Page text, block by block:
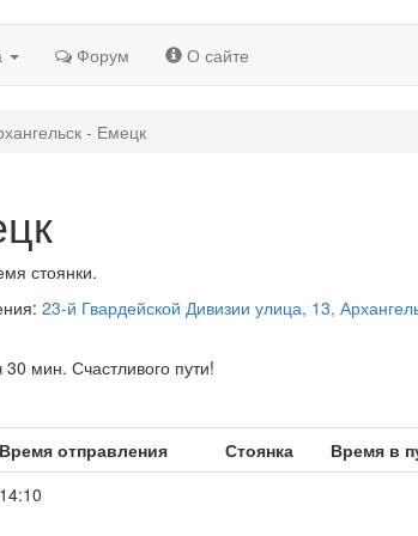
Форум О сайте
- Емецк
стоянки.
23-й Гвардейской Дивизии улица, 13,
мин. Счастливого пути!
Время отправления Стоянка Время в
14:10